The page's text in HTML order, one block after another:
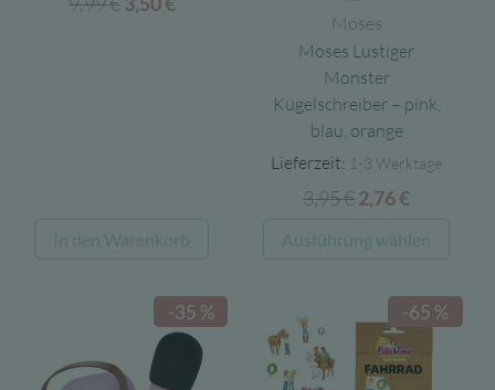
In den Warenkorb
Moses
Moses Lustiger
Monster
Kugelschreiber – pink,
blau, orange
Lieferzeit: 1-3 Werktage
3,95€Ursprünglicher
Preis
war:
2,76€Aktueller
Preis
ist:
Ausführung wählen
-35 % -65 %